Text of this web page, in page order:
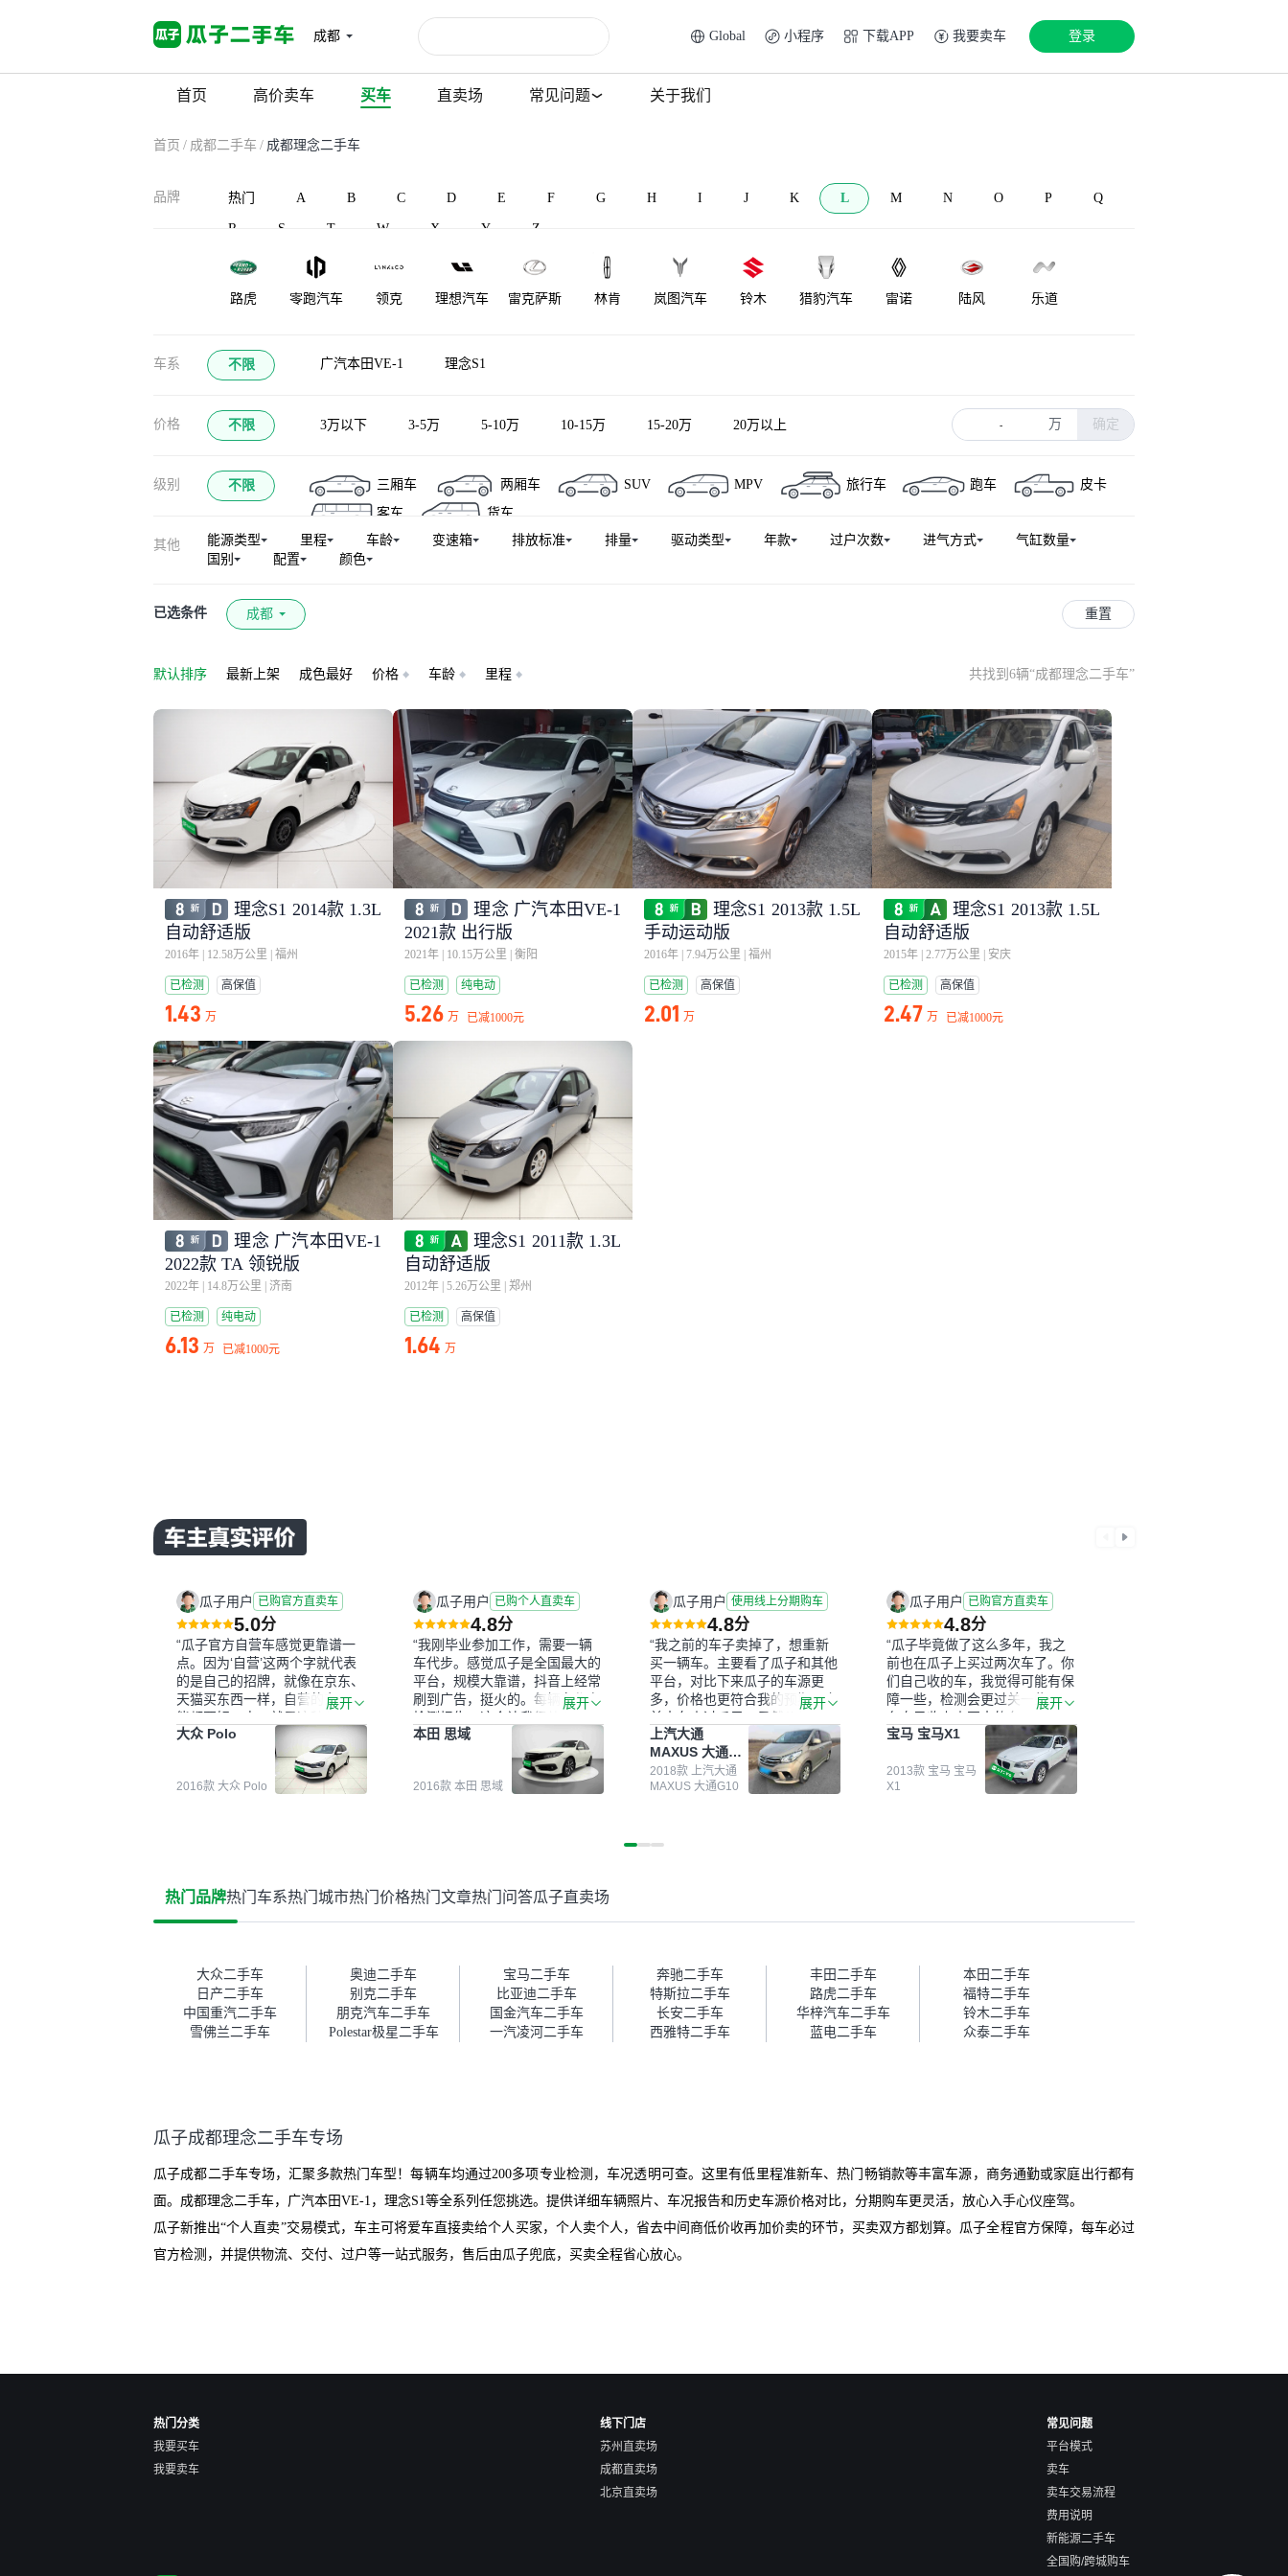
成都 Global 小程序 下载APP 我要卖车 登录
首页 高价卖车 买车 直卖场 常见问题 关于我们
首页 / 成都二手车 / 成都理念二手车
品牌 热门 A B C D E F G H I J K L M N O P Q
R S T W X Y Z
路虎 零跑汽车 领克 理想汽车 雷克萨斯 林肯 岚图汽车 铃木 猎豹汽车 雷诺 陆风 乐道
凌宝汽车 蓝电 灵悉 莲花跑车
龙程汽车
MOTORS
车系 不限 广汽本田VE-1 理念S1
价格 不限 3万以下 3-5万 5-10万 10-15万 15-20万 20万以上 - 万 确定
级别 不限 三厢车 两厢车 SUV MPV 旅行车 跑车
皮卡
客车
货车
其他 能源类型 里程 车龄 变速箱 排放标准 排量 驱动类型 年款 过户次数 进气方式
气缸数量
国别
配置 颜色
已选条件 成都 重置
默认排序 最新上架 成色最好 价格 车龄 里程 共找到6辆“成都理念二手车”
理念S1 2014款 1.3L
自动舒适版
2016年 12.58万公里 福州
已检测 高保值
1.43 万
理念 广汽本田VE-1
2021款 出行版
2021年 10.15万公里 衡阳
已检测 纯电动
5.26 万 已减1000元
理念S1 2013款 1.5L
手动运动版
2016年 7.94万公里 福州
已检测 高保值
2.01 万
理念S1 2013款 1.5L
自动舒适版
2015年 2.77万公里 安庆
已检测 高保值
2.47 万 已减1000元
理念 广汽本田VE-1
2022款 TA 领锐版
2022年 14.8万公里 济南
已检测 纯电动
6.13 万 已减1000元
理念S1 2011款 1.3L
自动舒适版
2012年 5.26万公里 郑州
已检测 高保值
1.64 万
瓜子用户 已购官方直卖车
5.0分
“瓜子官方自营车感觉更靠谱一
点。因为‘自营’这两个字就代表
的是自己的招牌，就像在京东、
天猫买东西一样，自营的东西可
能都要好一点。就是这种刻板印
象吧。一开始买二手车的时候，
我确实有担心过事故车、泡水车
这些问题。瓜子的检测报告其实
并不能完全打消顾虑，因为我也
果跟你们的报告是符合的，所以
这次车况没问题。购车流程挺快
车。去之前我提前跟交接人员说
好，到了之后要当着我的面再做
一次复检，你们也安排了师傅，
服务可以，速度很快。体验下来
自营车的感觉是要比个人车好一
我协商，主动权在平台手里。”
展开
大众 Polo
2016款 大众 Polo
瓜子用户 已购个人直卖车
4.8分
“我刚毕业参加工作，需要一辆
车代步。感觉瓜子是全国最大的
平台，规模大靠谱，抖音上经常
刷到广告，挺火的。每辆车都有
检测报告，这个让我很放心。去
外面买车全凭卖家一张嘴，不敢
买。我买了本田思域，白色，过
户次数少，公里数符合，虽然价
格比我心理预期略高一点，但瓜
价格比车商那便宜，车况也有检
展开
本田 思域
2016款 本田 思域
瓜子用户 使用线上分期购车
4.8分
“我之前的车子卖掉了，想重新
买一辆车。主要看了瓜子和其他
平台，对比下来瓜子的车源更
多，价格也更符合我的预期。之
前卖车来过瓜子，虽然价格没谈
成，但APP一直留着。瓜子毕竟
是大平台，整体印象还好。我最
终买了一台上汽大通，18年的
车，公里数9万多，符合我的要
捷，其他平台的分期需要到当地
障。”
展开
上汽大通
MAXUS 大通
G10
2018款 上汽大通
MAXUS 大通G10
瓜子用户 已购官方直卖车
4.8分
“瓜子毕竟做了这么多年，我之
前也在瓜子上买过两次车了。你
们自己收的车，我觉得可能有保
障一些，检测会更过关一些。平
台自己收上来再卖的车，应该更
可靠。我买的是宝马X1，主要看
中它的价格和公里数比较合适。
另外，瓜子承诺无火烧、无事
故、无泡水、无调表，在平台自
帮我谈价。自营车我讲过价，最
后是通过花一块钱买优惠券的方
式，便宜了800块钱成交。”
展开
宝马 宝马X1
2013款 宝马 宝马
X1
热门品牌热门车系热门城市热门价格热门文章热门问答瓜子直卖场
大众二手车 奥迪二手车 宝马二手车 奔驰二手车 丰田二手车
本田二手车
日产二手车
别克二手车 比亚迪二手车 特斯拉二手车 路虎二手车
福特二手车
中国重汽二手车
朋克汽车二手车 国金汽车二手车 长安二手车 华梓汽车二手车
铃木二手车
雪佛兰二手车
Polestar极星二手车 一汽凌河二手车 西雅特二手车 蓝电二手车 众泰二手车
瓜子成都理念二手车专场
瓜子成都二手车专场，汇聚多款热门车型！每辆车均通过200多项专业检测，车况透明可查。这里有低里程准新车、热门畅销款等丰富车源，商务通勤或家庭出行都有
面。成都理念二手车，广汽本田VE-1，理念S1等全系列任您挑选。提供详细车辆照片、车况报告和历史车源价格对比，分期购车更灵活，放心入手心仪座驾。
瓜子新推出“个人直卖”交易模式，车主可将爱车直接卖给个人买家，个人卖个人，省去中间商低价收再加价卖的环节，买卖双方都划算。瓜子全程官方保障，每车必过
官方检测，并提供物流、交付、过户等一站式服务，售后由瓜子兜底，买卖全程省心放心。
热门分类
我要买车
我要卖车
线下门店
苏州直卖场
成都直卖场
北京直卖场
常见问题
平台模式
卖车
卖车交易流程
费用说明
新能源二手车
全国购/跨城购车